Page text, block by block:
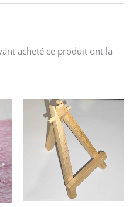
acheté ce produit ont la